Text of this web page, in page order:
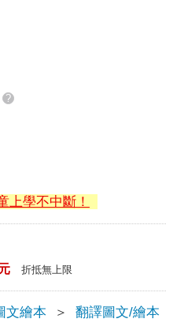
?
上學不中斷！
折抵無上限
文繪本 ＞ 翻譯圖文/繪本